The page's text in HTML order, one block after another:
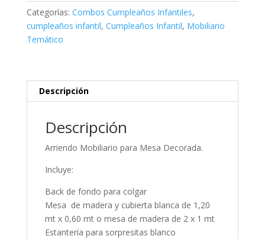
cantidad
Categorías: Combos Cumpleaños Infantiles,
cumpleaños infantil, Cumpleaños Infantil, Mobiliario
Temático
Descripción
Descripción
Arriendo Mobiliario para Mesa Decorada.
Incluye:
Back de fondo para colgar
Mesa de madera y cubierta blanca de 1,20
mt x 0,60 mt o mesa de madera de 2 x 1 mt
Estantería para sorpresitas blanco